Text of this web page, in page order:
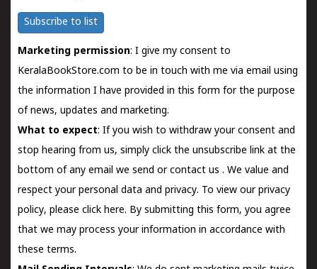
Subscribe to list
Marketing permission: I give my consent to
KeralaBookStore.com to be in touch with me via email using
the information I have provided in this form for the purpose
of news, updates and marketing.
What to expect: If you wish to withdraw your consent and
stop hearing from us, simply click the unsubscribe link at the
bottom of any email we send orcontact us . We value and
respect your personal data and privacy. To view our privacy
policy, please click here. By submitting this form, you agree
that we may process your information in accordance with
these terms.